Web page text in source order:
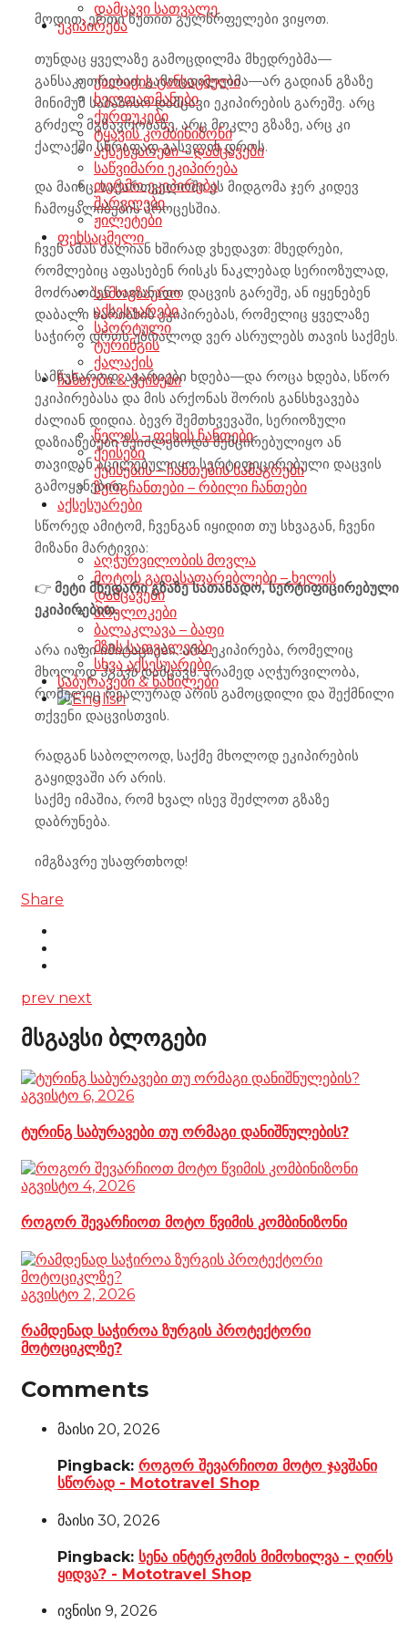
დამცავი სათვალე
ეკიპირება
ქალაქის ტანსაცმელი
ხელთათმანები
ქურთუკები
ტყავის კომბინიზონი
აქსესუარები – დამცავები
საწვიმარი ეკიპირება
თერმო ეკიპირება
შარვლები
ჟილეტები
ფეხსაცმელი
სამოგზაურო
აქსესუარები
სპორტული
ტურინგის
ქალაქის
ჩანთები & ქეისები
წელის – ფეხის ჩანთები
ქეისები
ქეისების – ჩანთების სამაგრები
ზურგჩანთები – რბილი ჩანთები
აქსესუარები
აღჭურვილობის მოვლა
მოტოს გადასაფარებლები – ხელის
დამცავები
ბრელოკები
ბალაკლავა – ბაფი
მზის სათვალეები
სხვა აქსესუარები
საბურავები & ნაწილები
მოდით, ერთი წუთით გულწრფელები ვიყოთ.
თუნდაც ყველაზე გამოცდილმა მხედრებმა—
განსაკუთრებით გამოცდილებმა—არ გადიან გზაზე
მინიმუმ საბაზისო დამცავი ეკიპირების გარეშე. არც
გრძელ მგზავრობაზე, არც მოკლე გზაზე, არც კი
ქალაქში სწრაფად გასვლის დროს.
და მაინც, საქართველოში ეს მიდგომა ჯერ კიდევ
ჩამოყალიბების პროცესშია.
ჩვენ ამას ძალიან ხშირად ვხედავთ: მხედრები,
რომლებიც აფასებენ რისკს ნაკლებად სერიოზულად,
მოძრაობენ სათანადო დაცვის გარეშე, ან იყენებენ
დაბალი ხარისხის ეკიპირებას, რომელიც ყველაზე
საჭირო დროს უბრალოდ ვერ ასრულებს თავის საქმეს.
სამწუხაროდ, ავარიები ხდება—და როცა ხდება, სწორ
ეკიპირებასა და მის არქონას შორის განსხვავება
ძალიან დიდია. ბევრ შემთხვევაში, სერიოზული
დაზიანებები შეიძლებოდა შემცირებულიყო ან
თავიდან აცილებულიყო სერტიფიცირებული დაცვის
გამოყენებით.
სწორედ ამიტომ, ჩვენგან იყიდით თუ სხვაგან, ჩვენი
მიზანი მარტივია:
👉 მეტი მხედარი გზაზე სათანადო, სერტიფიცირებული
ეკიპირებით.
არა იაფი იმიტაციები. არა ეკიპირება, რომელიც
მხოლოდჰგავსდამცავს. არამედ აღჭურვილობა,
რომელიც რეალურად არის გამოცდილი და შექმნილი
თქვენი დაცვისთვის.
რადგან საბოლოოდ, საქმე მხოლოდ ეკიპირების
გაყიდვაში არ არის.
საქმე იმაშია, რომ ხვალ ისევ შეძლოთ გზაზე
დაბრუნება.
იმგზავრე უსაფრთხოდ!
Share
prev next
მსგავსი ბლოგები
აგვისტო 6, 2026
ტურინგ საბურავები თუ ორმაგი დანიშნულების?
აგვისტო 4, 2026
როგორ შევარჩიოთ მოტო წვიმის კომბინიზონი
აგვისტო 2, 2026
რამდენად საჭიროა ზურგის პროტექტორი
მოტოციკლზე?
Comments
მაისი 20, 2026
Pingback: როგორ შევარჩიოთ მოტო ჯავშანი
სწორად - Mototravel Shop
მაისი 30, 2026
Pingback: სენა ინტერკომის მიმოხილვა - ღირს
ყიდვა? - Mototravel Shop
ივნისი 9, 2026